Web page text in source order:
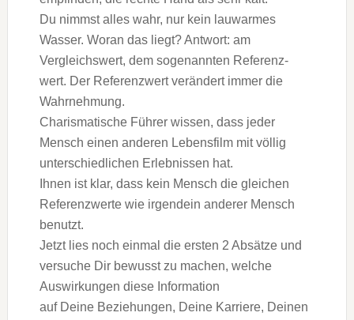
Du nimmst alles wahr, nur kein lauwarmes
Wasser. Woran das liegt? Antwort: am
Vergleichswert, dem sogenannten Referenz-
wert. Der Referenzwert verändert immer die
Wahrnehmung.
Charismatische Führer wissen, dass jeder
Mensch einen anderen Lebensfilm mit völlig
unterschiedlichen Erlebnissen hat.
Ihnen ist klar, dass kein Mensch die gleichen
Referenzwerte wie irgendein anderer Mensch
benutzt.
Jetzt lies noch einmal die ersten 2 Absätze und
versuche Dir bewusst zu machen, welche
Auswirkungen diese Information
auf Deine Beziehungen, Deine Karriere, Deinen